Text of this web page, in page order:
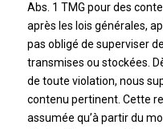
Abs. 1 TMG pour des
après les lois générales,
pas obligé de superviser
transmises ou stockées.
de toute violation, nous
contenu pertinent. Cette
assumée qu’à partir du